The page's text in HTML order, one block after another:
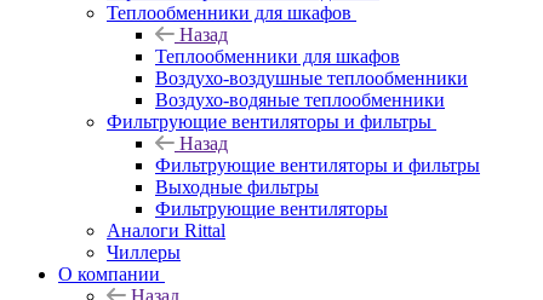
Теплообменники для шкафов
Назад
Теплообменники для шкафов
Воздухо-воздушные теплообменники
Воздухо-водяные теплообменники
Фильтрующие вентиляторы и фильтры
Назад
Фильтрующие вентиляторы и фильтры
Выходные фильтры
Фильтрующие вентиляторы
Аналоги Rittal
Чиллеры
О компании
Назад